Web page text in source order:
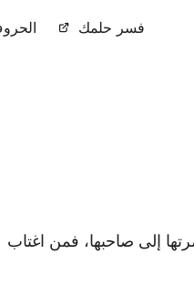
فسر حلمك
إلى صاحبها، فمن اغتاب